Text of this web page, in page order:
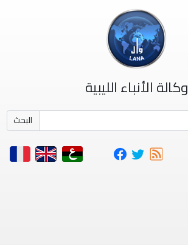
وكالة الأنباء الليبية
البحث